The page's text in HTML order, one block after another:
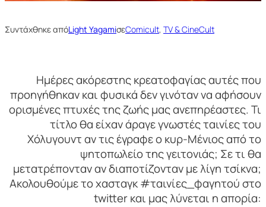
Συντάχθηκε απόLight YagamiσεComicult, TV & CineCult
Ημέρες ακόρεστης κρεατοφαγίας αυτές που
προηγήθηκαν και φυσικά δεν γινόταν να αφήσουν
ορισμένες πτυχές της ζωής μας ανεπηρέαστες. Τι
τίτλο θα είχαν άραγε γνωστές ταινίες του
Χόλυγουντ αν τις έγραφε ο κυρ-Μένιος από το
ψητοπωλείο της γειτονιάς; Σε τι θα
μετατρέπονταν αν διαποτίζονταν με λίγη τσίκνα;
Ακολουθούμε το χασταγκ #ταινίες_φαγητού στο
twitter και μας λύνεται η απορία: